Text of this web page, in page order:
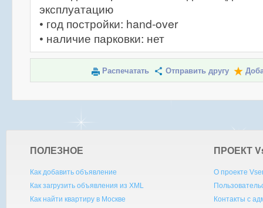
эксплуатацию
• год постройки: hand-over
• наличие парковки: нет
Распечатать Отправить другу
ПОЛЕЗНОЕ
Как добавить объявление
Как загрузить объявления из XML
Как найти квартиру в Москве
ПРОЕКТ V
О проекте
Контакты с